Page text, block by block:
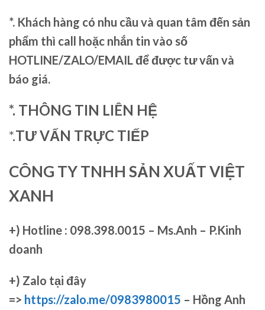
*. Khách hàng có nhu cầu và quan tâm đến sản
phẩm thì call hoặc nhắn tin vào số
HOTLINE/ZALO/EMAIL để được tư vấn và
báo giá.
*. THÔNG TIN LIÊN HỆ
*.TƯ VẤN TRỰC TIẾP
CÔNG TY TNHH SẢN XUẤT VIỆT
XANH
+) Hotline : 098.398.0015 – Ms.Anh – P.Kinh
doanh
+) Zalo tại đây
=> https://zalo.me/0983980015 – Hồng Anh